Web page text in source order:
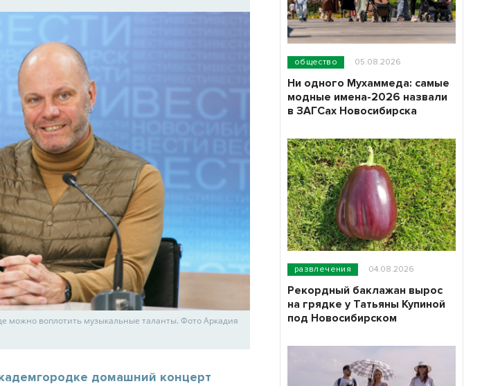
можно воплотить музыкальные таланты. Фото Аркадия
домашний концерт
общество 05.08.2026
Ни одного Мухаммеда: самые
модные имена-2026 назвали
в ЗАГСах Новосибирска
развлечения 04.08.2026
Рекордный баклажан вырос
на грядке у Татьяны Купиной
под Новосибирском